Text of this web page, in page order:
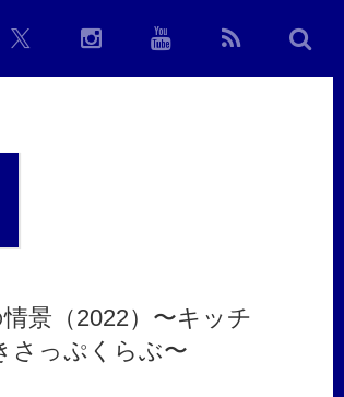
景（2022）〜キッチ
さっぷくらぶ〜